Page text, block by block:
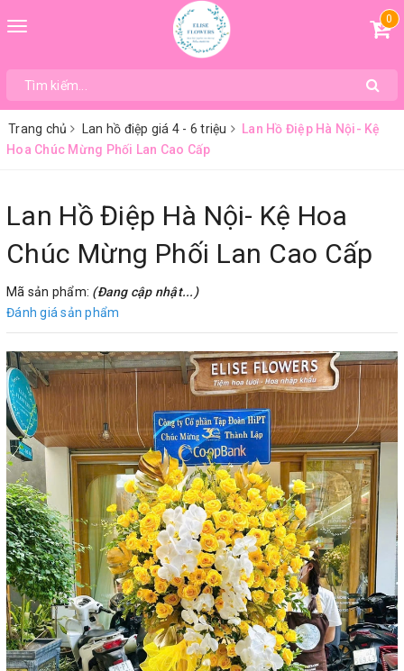
Toggle
0
Trang chủ Lan hồ điệp giá 4 - 6 triệu
Lan Hồ Điệp Hà Nội- Kệ
Hoa Chúc Mừng Phối Lan Cao Cấp
Lan Hồ Điệp Hà Nội- Kệ Hoa
Chúc Mừng Phối Lan Cao Cấp
Mã sản phẩm: (Đang cập nhật...)
Đánh giá sản phẩm